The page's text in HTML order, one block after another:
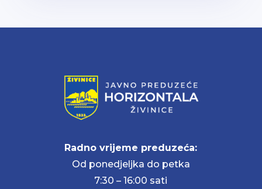
Radno vrijeme preduzeća:
Od ponedjeljka do petka
7:30 – 16:00 sati